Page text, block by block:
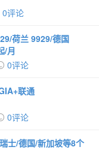
0评论
荷兰 9929/德国
/月
0评论
联通
0评论
士/德国/新加坡等8个